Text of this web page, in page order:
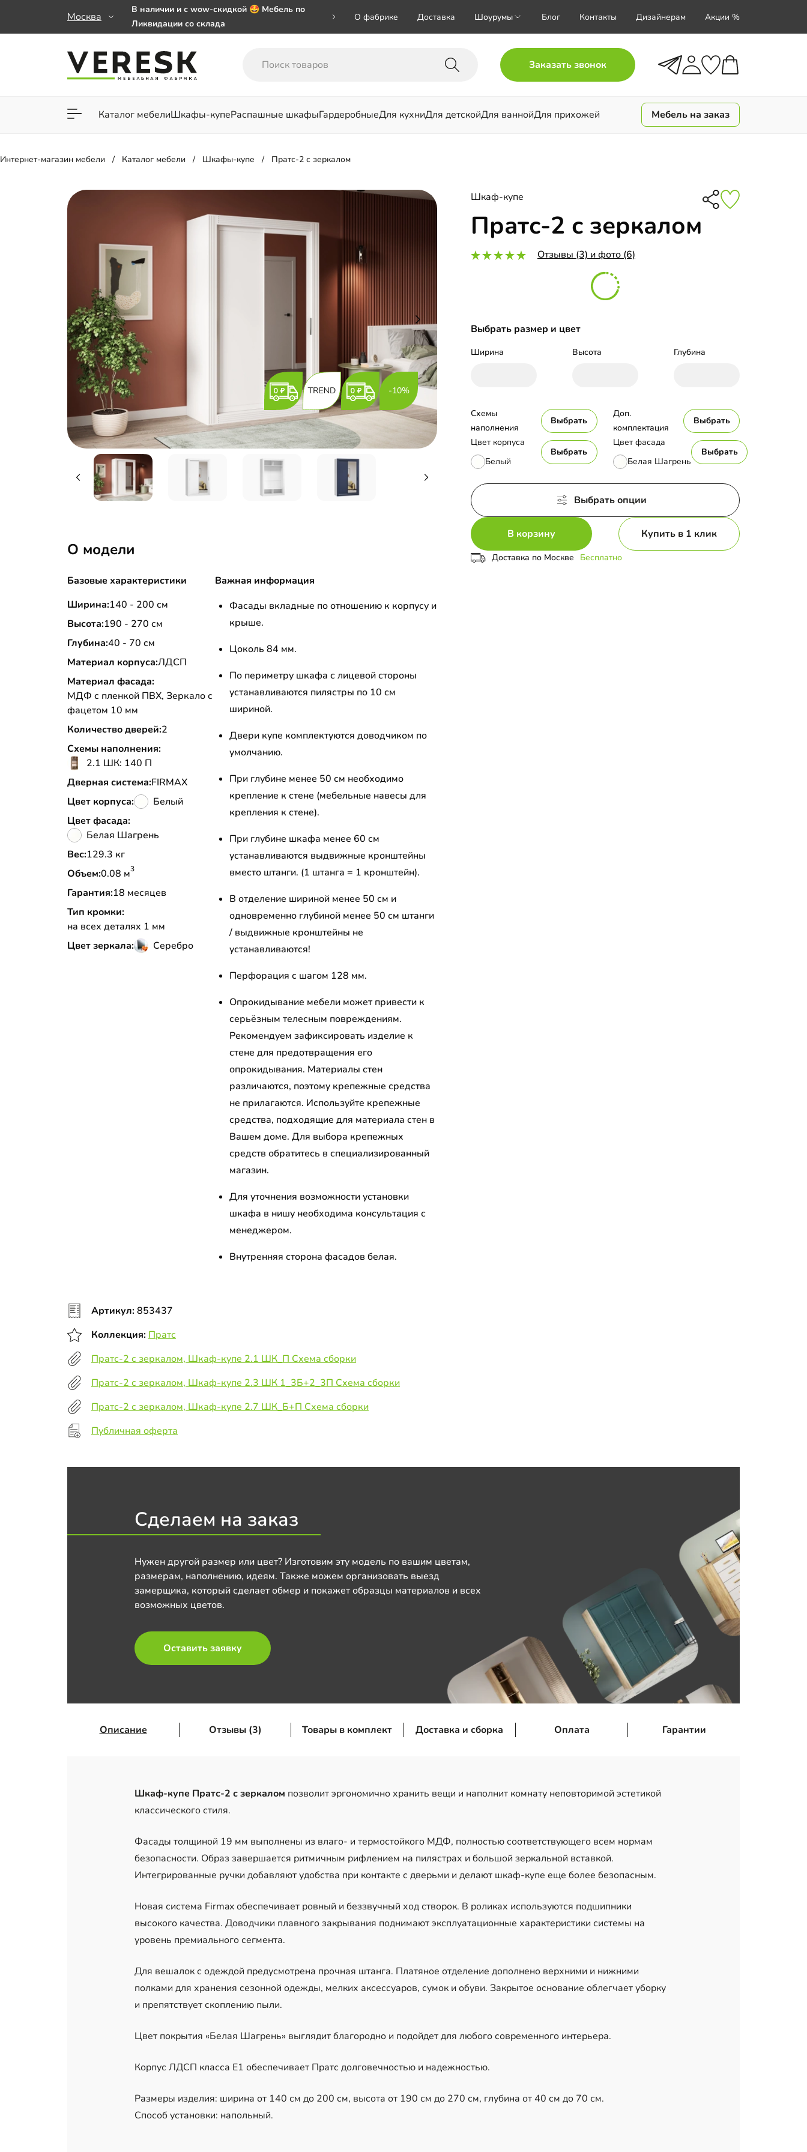
Москва
В наличии и с wow-скидкой 🤩 Мебель по
Ликвидации со склада
заказе от 50 000 ₽
Важно! Наш Whatsapp переехал на номер
О фабрике Доставка Шоурумы Блог Контакты Дизайнерам Акции %
Заказать звонок
Каталог мебелиШкафы-купеРаспашные шкафыГардеробныеДля кухниДля детскойДля ваннойДля прихожей
Для гостиной Для спальни
Мебель на заказ
Интернет-магазин мебели Каталог мебели Шкафы-купе Пратс-2 с зеркалом
-10%
Шкаф-купе
Пратс-2 с зеркалом
Отзывы (3) и фото (6)
Выбрать размер и цвет
Ширина Высота Глубина
Цвет корпуса
Белый
Выбрать
Цвет фасада
Белая Шагрень
Выбрать
Схемы
наполнения
Выбрать
Доп.
комплектация
Выбрать
Выбрать опции
В корзину Купить в 1 клик
Доставка по Москве Бесплатно
О модели
Базовые характеристики
Ширина:140 - 200 см
Высота:190 - 270 см
Глубина:40 - 70 см
Материал корпуса:ЛДСП
Материал фасада:
МДФ с пленкой ПВХ, Зеркало с
фацетом 10 мм
Количество дверей:2
Схемы наполнения:
2.1 ШК: 140 П
Дверная система:FIRMAX
Цвет корпуса:
Белый
Цвет фасада:
Белая Шагрень
Вес:
129.3 кг
Объем:
0.08 м3
Гарантия:18 месяцев
Тип кромки:
на всех деталях 1 мм
Цвет зеркала:
Серебро
Важная информация
Фасады вкладные по отношению к корпусу и
крыше.
Цоколь 84 мм.
По периметру шкафа с лицевой стороны
устанавливаются пилястры по 10 см
шириной.
Двери купе комплектуются доводчиком по
умолчанию.
При глубине менее 50 см необходимо
крепление к стене (мебельные навесы для
крепления к стене).
При глубине шкафа менее 60 см
устанавливаются выдвижные кронштейны
вместо штанги. (1 штанга = 1 кронштейн).
В отделение шириной менее 50 см и
одновременно глубиной менее 50 см штанги
/ выдвижные кронштейны не
устанавливаются!
Перфорация с шагом 128 мм.
Опрокидывание мебели может привести к
серьёзным телесным повреждениям.
Рекомендуем зафиксировать изделие к
стене для предотвращения его
опрокидывания. Материалы стен
различаются, поэтому крепежные средства
не прилагаются. Используйте крепежные
средства, подходящие для материала стен в
Вашем доме. Для выбора крепежных
средств обратитесь в специализированный
магазин.
Для уточнения возможности установки
шкафа в нишу необходима консультация с
менеджером.
Внутренняя сторона фасадов белая.
Артикул:853437
Коллекция: Пратс
Пратс-2 с зеркалом, Шкаф-купе 2.1 ШК_П Схема сборки
Пратс-2 с зеркалом, Шкаф-купе 2.3 ШК 1_3Б+2_3П Схема сборки
Пратс-2 с зеркалом, Шкаф-купе 2.7 ШК_Б+П Схема сборки
Публичная оферта
Сделаем на заказ
Нужен другой размер или цвет? Изготовим эту модель по вашим цветам,
размерам, наполнению, идеям. Также можем организовать выезд
замерщика, который сделает обмер и покажет образцы материалов и всех
возможных цветов.
Оставить заявку
Описание Отзывы (3) Товары в комплект Доставка и сборка Оплата Гарантии
Шкаф-купе Пратс-2 с зеркалом позволит эргономично хранить вещи и наполнит комнату неповторимой эстетикой
классического стиля.
Фасады толщиной 19 мм выполнены из влаго- и термостойкого МДФ, полностью соответствующего всем нормам
безопасности. Образ завершается ритмичным рифлением на пилястрах и большой зеркальной вставкой.
Интегрированные ручки добавляют удобства при контакте с дверьми и делают шкаф-купе еще более безопасным.
Новая система Firmax обеспечивает ровный и беззвучный ход створок. В роликах используются подшипники
высокого качества. Доводчики плавного закрывания поднимают эксплуатационные характеристики системы на
уровень премиального сегмента.
Для вешалок с одеждой предусмотрена прочная штанга. Платяное отделение дополнено верхними и нижними
полками для хранения сезонной одежды, мелких аксессуаров, сумок и обуви. Закрытое основание облегчает уборку
и препятствует скоплению пыли.
Цвет покрытия «Белая Шагрень» выглядит благородно и подойдет для любого современного интерьера.
Корпус ЛДСП класса Е1 обеспечивает Пратс долговечностью и надежностью.
Размеры изделия: ширина от 140 см до 200 см, высота от 190 см до 270 см, глубина от 40 см до 70 см.
Способ установки: напольный.